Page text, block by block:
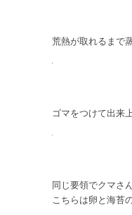
荒熱が取れるまで
ゴマをつけて出来
同じ要領でクマさ
こちらは卵と海苔